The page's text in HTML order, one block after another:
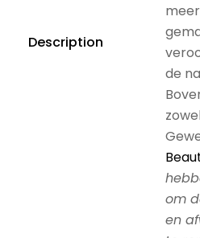
Description
de
om
en